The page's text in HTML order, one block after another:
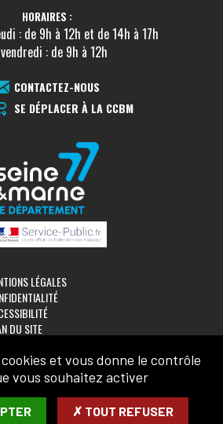
HORAIRES :
: de 9h à 12h et de 14h à 17h
: de 9h à 12h
CONTACTEZ-NOUS
SE DÉPLACER À LA CCBM
LÉGALES
DU SITE
COURRIEL:
et vous donne le contrôle
vous souhaitez activer
✗ TOUT REFUSER